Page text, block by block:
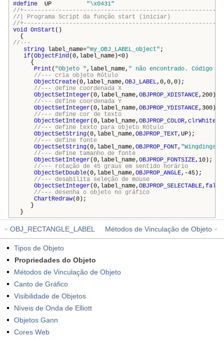
#define UP "\x0431"
//
//| Programa Script da função start
//
void OnStart ()
{
//---
string label_name="my_OBJ_LABEL_object" ;
if(ObjectFind(0,label_name)<0)
{
Print ( "Objeto ",label_name, " não encontrado. Código
//--- cria objeto Rótulo
ObjectCreate(0,label_name, OBJ_LABEL,0,0,0);
//--- define coordenada X
ObjectSetInteger(0,label_name, OBJPROP_XDISTANCE,200);
//--- define coordenada Y
ObjectSetInteger(0,label_name, OBJPROP_YDISTANCE,300);
//--- define cor de texto
ObjectSetInteger(0,label_name, OBJPROP_COLOR, clrWhite
//--- define texto para objeto Rótulo
ObjectSetString(0,label_name, OBJPROP_TEXT,UP);
//--- define fonte
ObjectSetString(0,label_name, OBJPROP_FONT, "Wingdings"
//--- define tamanho de fonte
ObjectSetInteger(0,label_name, OBJPROP_FONTSIZE,10);
//--- rotação de 45 graus em sentido horário
ObjectSetDouble(0,label_name, OBJPROP_ANGLE,-45);
//--- desabilita seleção de mouse
ObjectSetInteger(0,label_name, OBJPROP_SELECTABLE, false
//--- desenha o objeto no gráfico
ChartRedraw(0);
}
}
OBJ_RECTANGLE_LABEL Métodos de Vinculação de Objeto
Tipos de Objeto
Propriedades do Objeto
Métodos de Vinculação de Objeto
Canto de Gráfico
Visibilidade de Objetos
Níveis de Onda de Elliott
Objetos Gann
Cores Web